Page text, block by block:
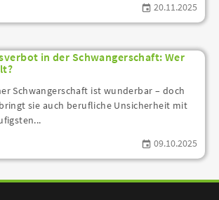
20.11.2025
in der Schwangerschaft: Wer
Schwangerschaft ist wunderbar – doch
sie auch berufliche Unsicherheit mit
09.10.2025